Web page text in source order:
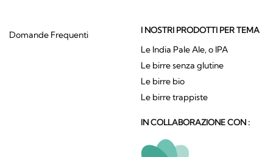
Domande Frequenti I NOSTRI PRODOTTI PER TEMA
Le India Pale Ale, o IPA
Le birre senza glutine
Le birre bio
Le birre trappiste
IN COLLABORAZIONE CON :